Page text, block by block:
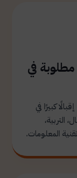
في
كبيرًا في
التربية،
المعلومات.